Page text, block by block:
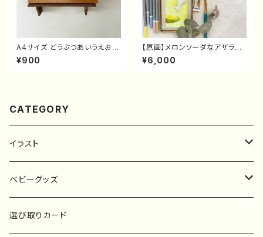
A4サイズ どうぶつあいうえおポ
スター | あいうえお表 | ひらが
な表
¥900
【原画】メロンソーダなアザラシ
さん
¥6,000
CATEGORY
イラスト
原画
ポスター
ベビーグッズ
マタニティーマーク
選び取りカード